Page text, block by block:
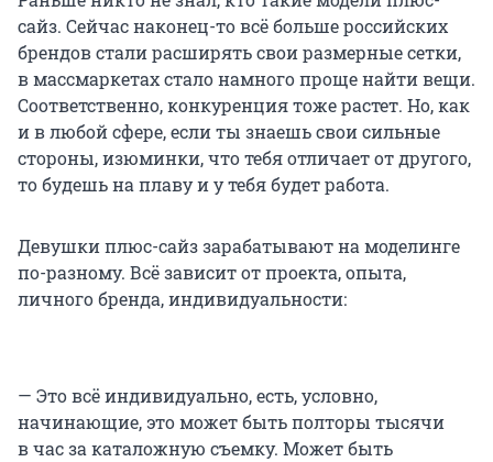
сайз. Сейчас наконец-то всё больше российских
брендов стали расширять свои размерные сетки,
в массмаркетах стало намного проще найти вещи.
Соответственно, конкуренция тоже растет. Но, как
и в любой сфере, если ты знаешь свои сильные
стороны, изюминки, что тебя отличает от другого,
то будешь на плаву и у тебя будет работа.
Девушки плюс-сайз зарабатывают на моделинге
по-разному. Всё зависит от проекта, опыта,
личного бренда, индивидуальности:
— Это всё индивидуально, есть, условно,
начинающие, это может быть полторы тысячи
в час за каталожную съемку. Может быть